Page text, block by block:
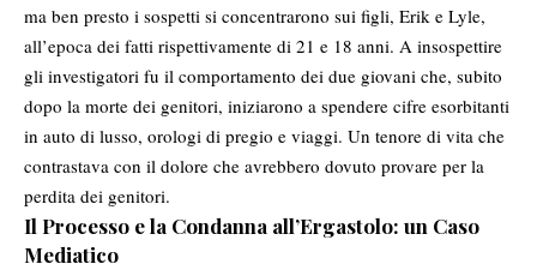
ma ben presto i sospetti si concentrarono sui figli, Erik e Lyle,
all’epoca dei fatti rispettivamente di 21 e 18 anni. A insospettire
gli investigatori fu il comportamento dei due giovani che, subito
dopo la morte dei genitori, iniziarono a spendere cifre esorbitanti
in auto di lusso, orologi di pregio e viaggi. Un tenore di vita che
contrastava con il dolore che avrebbero dovuto provare per la
perdita dei genitori.
Il Processo e la Condanna all’Ergastolo: un Caso
Mediatico